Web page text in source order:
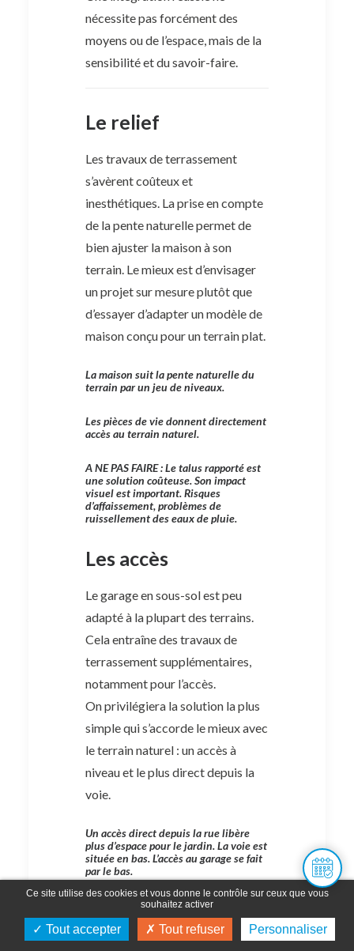
nécessite pas forcément des
moyens ou de l’espace, mais de la
sensibilité et du savoir-faire.
Le relief
Les travaux de terrassement
s’avèrent coûteux et
inesthétiques. La prise en compte
de la pente naturelle permet de
bien ajuster la maison à son
terrain. Le mieux est d’envisager
un projet sur mesure plutôt que
d’essayer d’adapter un modèle de
maison conçu pour un terrain plat.
La maison suit la pente naturelle du
terrain par un jeu de niveaux.
Les pièces de vie donnent directement
accès au terrain naturel.
A NE PAS FAIRE :Le talus rapporté est
une solution coûteuse. Son impact
visuel est important. Risques
d’affaissement, problèmes de
ruissellement des eaux de pluie.
Les accès
Le garage en sous-sol est peu
adapté à la plupart des terrains.
Cela entraîne des travaux de
terrassement supplémentaires,
notamment pour l’accès.
On privilégiera la solution la plus
simple qui s’accorde le mieux avec
le terrain naturel : un accès à
niveau et le plus direct depuis la
voie.
Un accès direct depuis la rue libère
plus d’espace pour le jardin. La voie est
située en bas. L’accès au garage se fait
par le bas.
La voie est située en haut. L’accès au
garage se fait par le haut.
Ce site utilise des cookies et vous donne le contrôle sur ceux que vous
souhaitez activer
Tout accepter Tout refuser Personnaliser